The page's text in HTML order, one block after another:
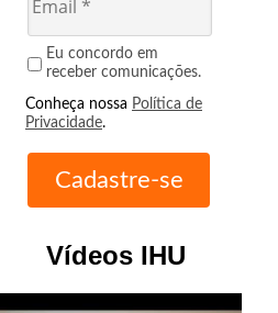
Eu concordo em
receber comunicações.
Conheça nossa Política de
Privacidade.
Vídeos IHU